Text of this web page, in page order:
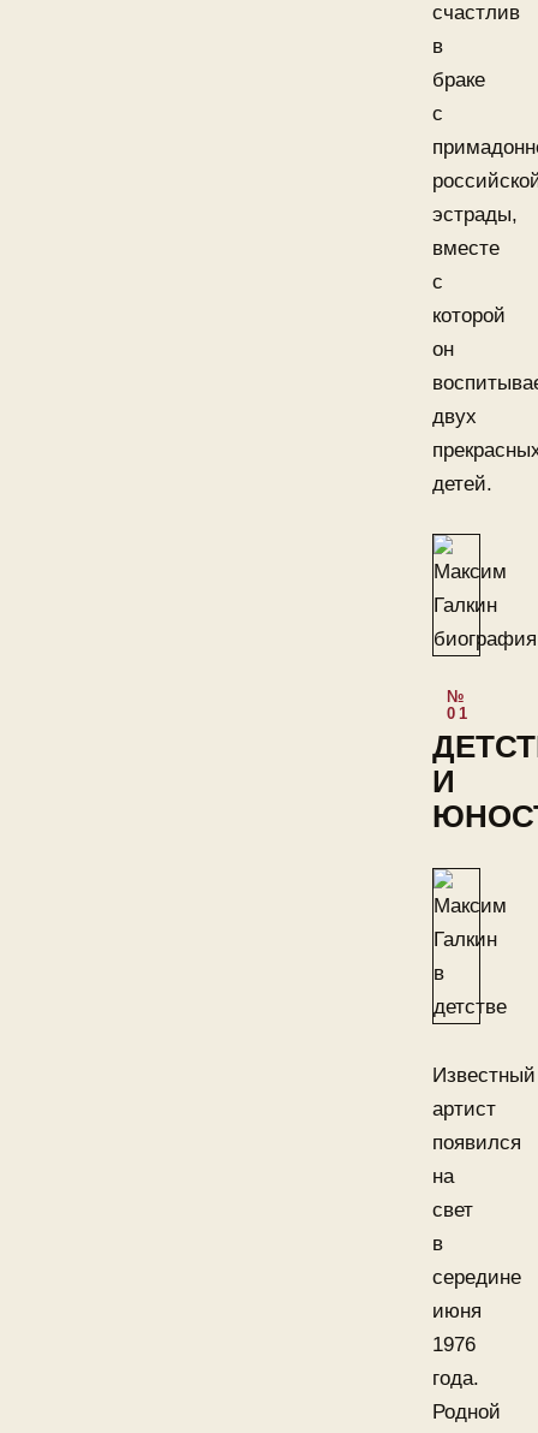
счастлив
в
браке
с
эстрады,
вместе
с
которой
он
двух
детей.
И
Известный
артист
появился
на
свет
в
середине
июня
1976
года.
Родной